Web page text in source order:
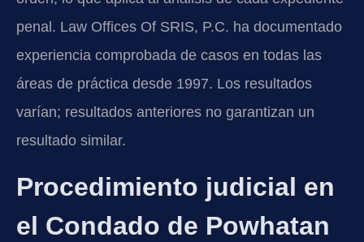
penal. Law Offices Of SRIS, P.C. ha documentado
experiencia comprobada de casos en todas las
áreas de práctica desde 1997. Los resultados
varían; resultados anteriores no garantizan un
resultado similar.
Procedimiento judicial en
el Condado de Powhatan